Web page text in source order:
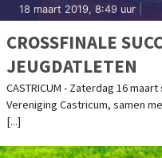
18 maart 2019, 8:49 uur
CROSSFINALE
JEUGDATLETEN
CASTRICUM - Zaterdag 16
Vereniging Castricum, samen
[...]